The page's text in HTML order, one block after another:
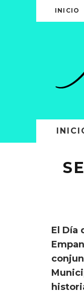
INICIO
El Día